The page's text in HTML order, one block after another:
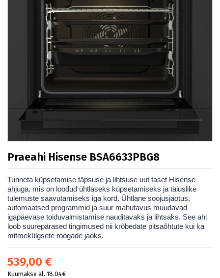
Praeahi Hisense BSA6633PBG8
Tunneta küpsetamise täpsuse ja lihtsuse uut taset Hisense
ahjuga, mis on loodud ühtlaseks küpsetamiseks ja täiuslike
tulemuste saavutamiseks iga kord. Ühtlane soojusjaotus,
automaatsed programmid ja suur mahutavus muudavad
igapäevase toiduvalmistamise nauditavaks ja lihtsaks. See ahi
loob suurepärased tingimused nii krõbedate pitsaõhtute kui ka
mitmekülgsete roogade jaoks.
539,00 €
Kuumakse al. 18.04€